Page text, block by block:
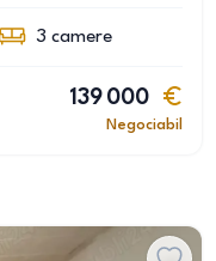
3 camere
139 000
Negociabil